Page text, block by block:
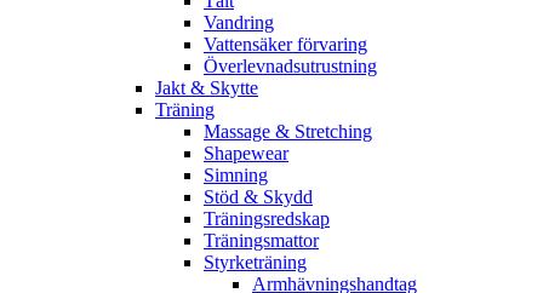
Vandring
Vattensäker förvaring
Överlevnadsutrustning
Jakt & Skytte
Träning
Massage & Stretching
Shapewear
Simning
Stöd & Skydd
Träningsredskap
Träningsmattor
Styrketräning
Armhävningshandtag